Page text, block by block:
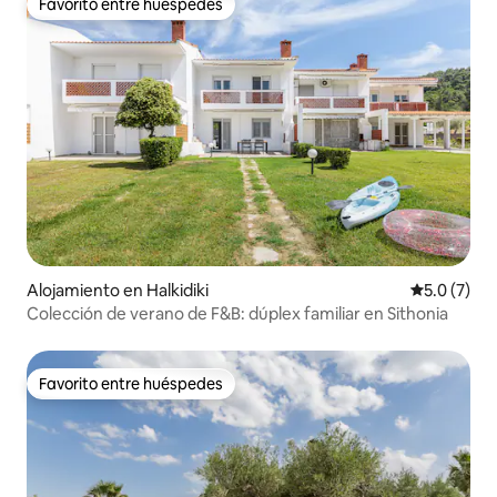
Favorito entre huéspedes
Favorito entre huéspedes
Alojamiento en Halkidiki
5.0 (7)
Colección de verano de F&B: dúplex familiar en Sithonia
Favorito entre huéspedes
Favorito entre huéspedes